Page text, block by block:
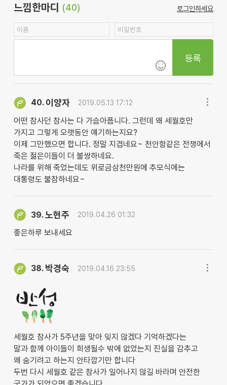
느낌한마디 (40) 로그인하세요
등록
40. 이양자 2019.05.13 17:12
어떤 참사던 참사는 다 가슴아픔니다. 그런데 왜 세월호만
가지고 그렇게 오랫동안 얘기하는지요?
이제 그만했으면 합니다. 정말 지겹네요~ 천안함같은 전쟁에서
죽은 젊은이들이 더 불쌍하네요.
나라를 위해 죽었는데도 위로금삼천만원에 추모식에는
대통령도 불참하네요~
39.노현주 2019.04.26 01:32
좋은하루 보내세요
38. 박경숙 2019.04.16 23:55
세월호 참사가 5주년을 맞아 잊지 않겠다 기억하겠다는
말과 함께 아이들이 희생될수 밖에 없었는지 진실을 감추고
왜 숨기려고 하는지 안타깝기만 합니다
두번 다시 세월호 같은 참사가 일어나지 않길 바라며 안전한